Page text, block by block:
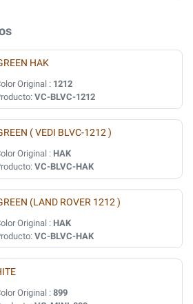
HAK
Original : 1212
VC-BLVC-1212
( VEDI BLVC-1212 )
Original : HAK
VC-BLVC-HAK
(LAND ROVER 1212 )
Original : HAK
VC-BLVC-HAK
Original :899